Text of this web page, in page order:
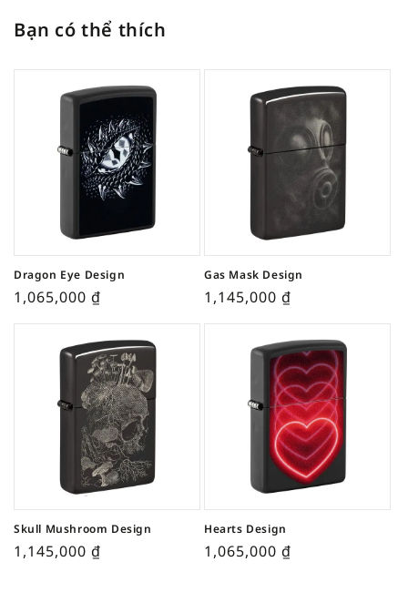
Bạn có thể thích
Dragon Eye Design
1,065,000 ₫
Gas Mask Design
1,145,000 ₫
Skull Mushroom Design
1,145,000 ₫
Hearts Design
1,065,000 ₫